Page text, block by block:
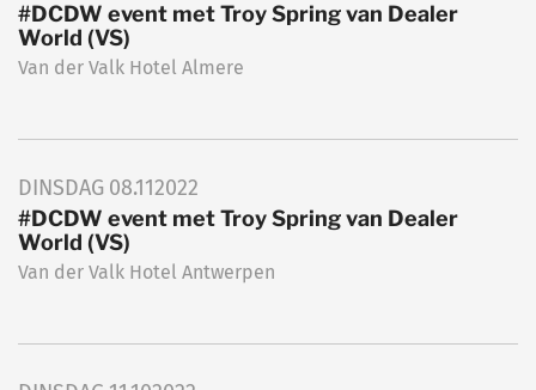
#DCDW event met Troy Spring van Dealer
World (VS)
Van der Valk Hotel Almere
DINSDAG 08.112022
#DCDW event met Troy Spring van Dealer
World (VS)
Van der Valk Hotel Antwerpen